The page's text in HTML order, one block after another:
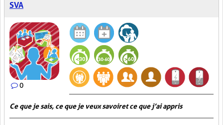
SVA
0
Ce que je sais, ce que je veux savoir et ce que j’ai appris